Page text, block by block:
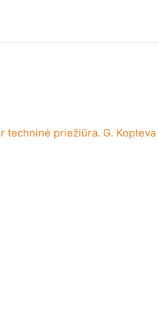
techninė priežiūra. G. Kopteva